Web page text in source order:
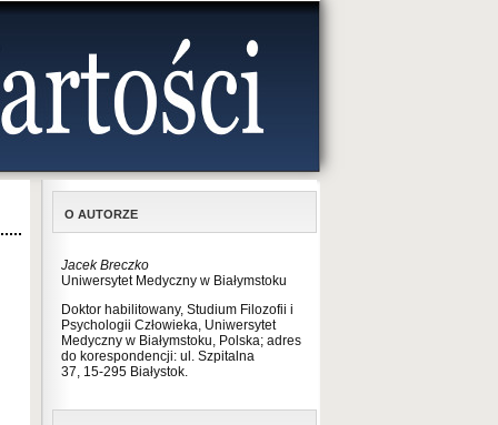
O AUTORZE
Jacek Breczko
Uniwersytet Medyczny w Białymstoku
Doktor habilitowany, Studium Filozofii i
Psychologii Człowieka, Uniwersytet
Medyczny w Białymstoku, Polska; adres
do korespondencji: ul. Szpitalna
37, 15-295 Białystok.